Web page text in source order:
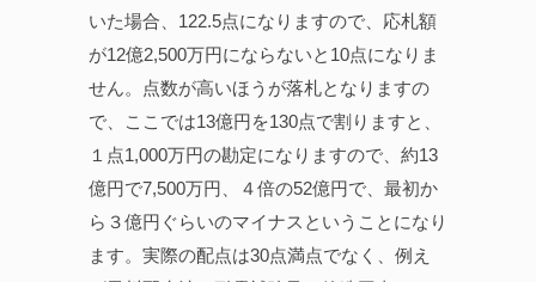
いた場合、122.5点になりますので、応札額
が12億2,500万円にならないと10点になりま
せん。点数が高いほうが落札となりますの
で、ここでは13億円を130点で割りますと、
１点1,000万円の勘定になりますので、約13
億円で7,500万円、４倍の52億円で、最初か
ら３億円ぐらいのマイナスということになり
ます。実際の配点は30点満点でなく、例え